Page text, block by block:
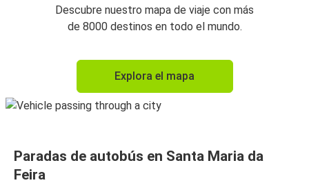
Descubre nuestro mapa de viaje con más
de 8000 destinos en todo el mundo.
Explora el mapa
Paradas de autobús en Santa Maria da
Feira